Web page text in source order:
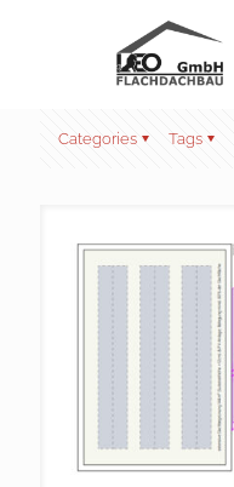
Categories Tags